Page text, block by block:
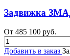
Задвижка
От 485 100 руб.
Добавить в заказ